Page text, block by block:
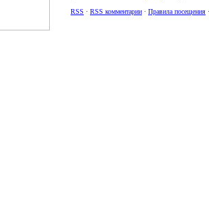
RSS · RSS комментарии · Правила посещения